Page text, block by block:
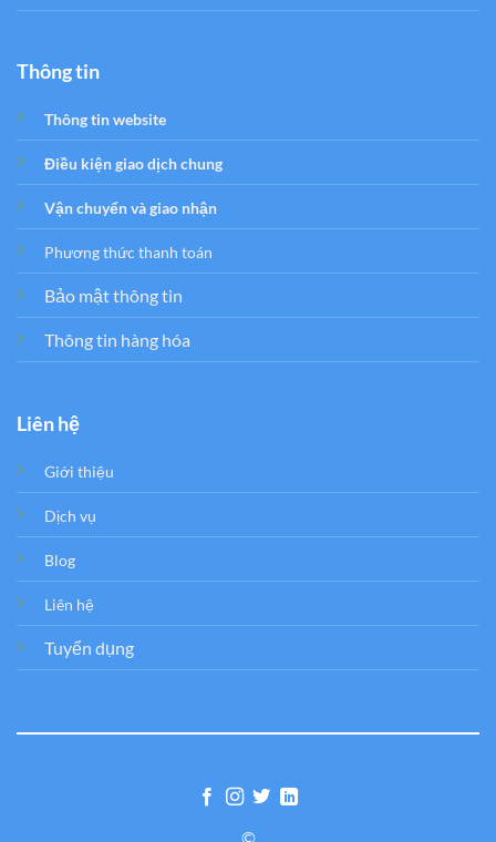
Thông tin
Thông tin website
Điều kiện giao dịch chung
Vận chuyển và giao nhận
Phương thức thanh toán
Bảo mật thông tin
Thông tin hàng hóa
Liên hệ
Giới thiệu
Dịch vụ
Blog
Liên hệ
Tuyển dụng
©